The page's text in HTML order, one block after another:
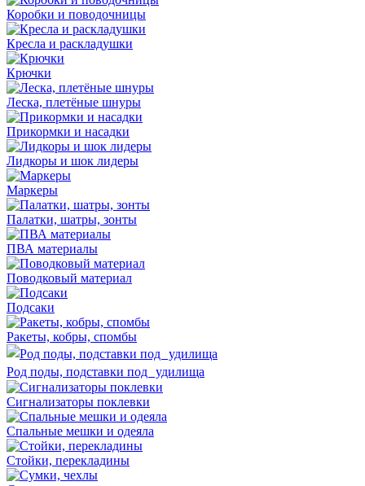
Коробки и поводочницы
Кресла и раскладушки
Крючки
Леска, плетёные шнуры
Прикормки и насадки
Лидкоры и шок лидеры
Маркеры
Палатки, шатры, зонты
ПВА материалы
Поводковый материал
Подсаки
Ракеты, кобры, спомбы
Род поды, подставки под удилища
Сигнализаторы поклевки
Спальные мешки и одеяла
Стойки, перекладины